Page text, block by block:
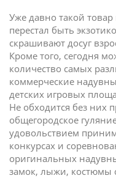
Уже давно такой
перестал быть
скрашивают досуг
Кроме того, сегодня
количество самых
коммерческие
детских игровых
Не обходится без них
общегородское
удовольствием
конкурсах и
оригинальных
замок, лыжи, костюмы